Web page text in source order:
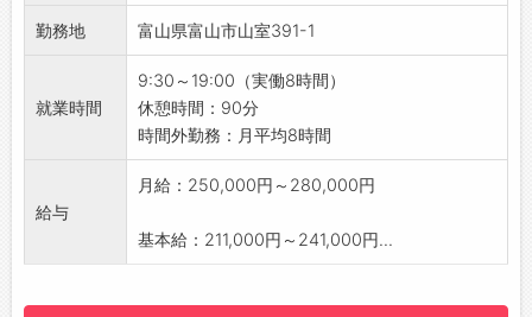
13:00 新規来店対応・資料作成
15:00 契約手続きやフォローコール
19:00 退社
お客様と向き合う時間が多く、数字に追われる
より“関係を築く”仕事です。
【アピールポイント】
入社後2か月の基礎研修＋1年間のフォローアッ
勤務地 富山県富山市山室391-1
就業時間
9:30～19:00（実働8時間）
休憩時間：90分
時間外勤務：月平均8時間
給与
月給：250,000円～280,000円
基本給：211,000円～241,000円...